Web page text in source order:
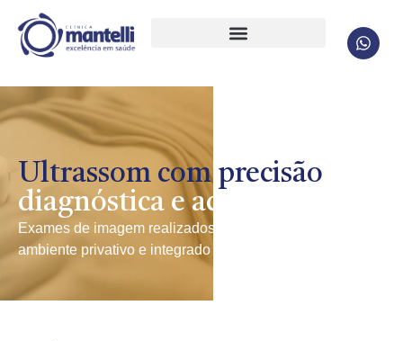
Ultrassom com precisão
diagnóstica e acolhimento
Exames de imagem realizados por equipe experiente, em
ambiente privativo e integrado ao seu plano de cuidado.